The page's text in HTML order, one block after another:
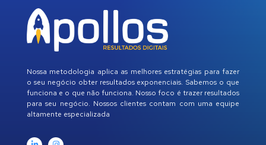
Nossa metodologia aplica as melhores estratégias para fazer
o seu negócio obter resultados exponenciais. Sabemos o que
funciona e o que não funciona. Nosso foco é trazer resultados
para seu negócio. Nossos clientes contam com uma equipe
altamente especializada